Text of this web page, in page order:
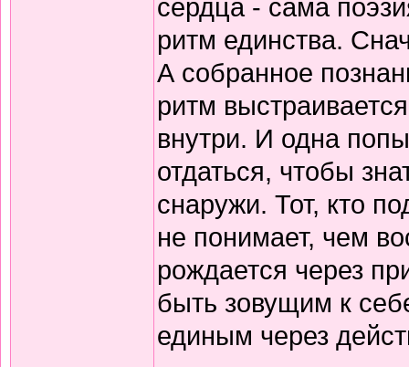
сердца - сама
ритм единства.
А собранное
ритм
внутри. И одна
отдаться, чтобы
снаружи. Тот, кто
не понимает, чем
рождается через
быть зовущим к
единым через